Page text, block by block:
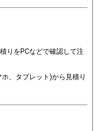
りをPCなどで確認して注
、タブレット)から見積り